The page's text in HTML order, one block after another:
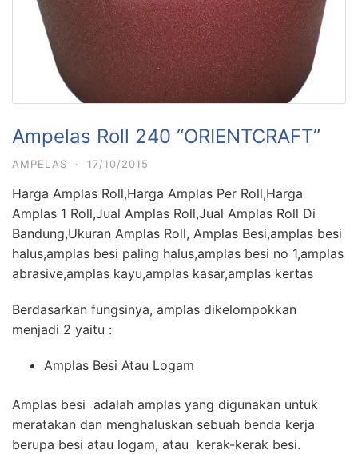
Ampelas Roll 240 “ORIENTCRAFT”
AMPELAS · 17/10/2015
Harga Amplas Roll,Harga Amplas Per Roll,Harga
Amplas 1 Roll,Jual Amplas Roll,Jual Amplas Roll Di
Bandung,Ukuran Amplas Roll, Amplas Besi,amplas besi
halus,amplas besi paling halus,amplas besi no 1,amplas
abrasive,amplas kayu,amplas kasar,amplas kertas
Berdasarkan fungsinya, amplas dikelompokkan
menjadi 2 yaitu :
Amplas Besi Atau Logam
Amplas besi adalah amplas yang digunakan untuk
meratakan dan menghaluskan sebuah benda kerja
berupa besi atau logam, atau kerak-kerak besi.